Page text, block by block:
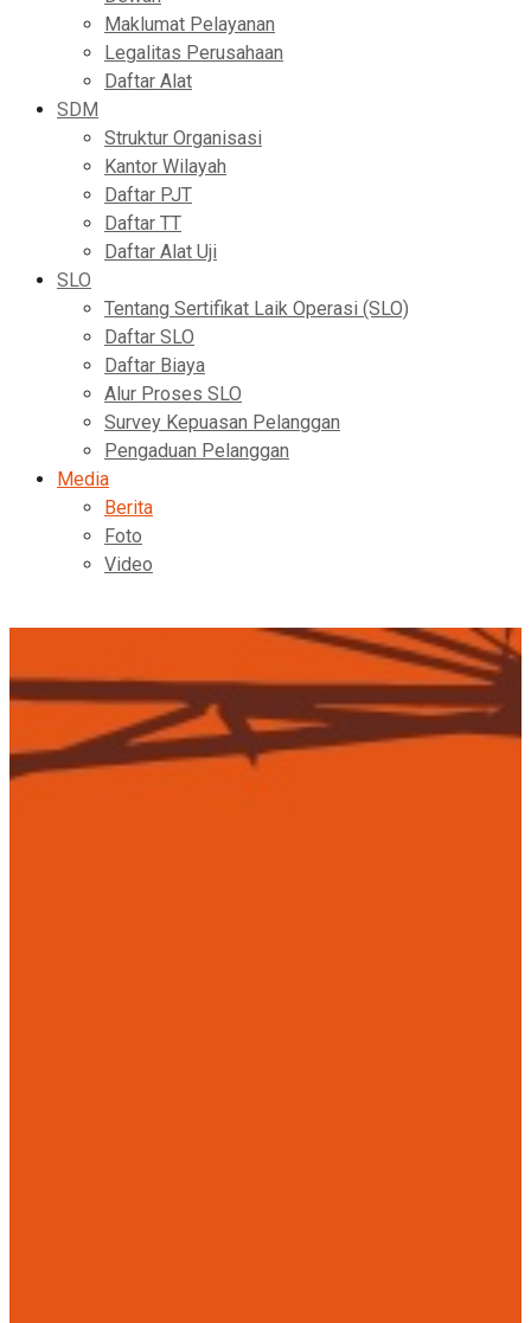
Maklumat Pelayanan
Legalitas Perusahaan
Daftar Alat
SDM
Struktur Organisasi
Kantor Wilayah
Daftar PJT
Daftar TT
Daftar Alat Uji
SLO
Tentang Sertifikat Laik Operasi (SLO)
Daftar SLO
Daftar Biaya
Alur Proses SLO
Survey Kepuasan Pelanggan
Pengaduan Pelanggan
Media
Berita
Foto
Video